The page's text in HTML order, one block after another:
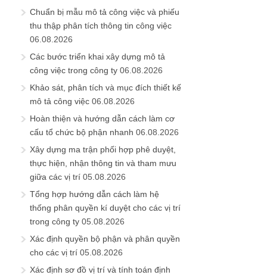
Chuẩn bị mẫu mô tả công việc và phiếu
thu thập phân tích thông tin công việc
06.08.2026
Các bước triển khai xây dựng mô tả
công việc trong công ty 06.08.2026
Khảo sát, phân tích và mục đích thiết kế
mô tả công việc 06.08.2026
Hoàn thiện và hướng dẫn cách làm cơ
cấu tổ chức bộ phận nhanh 06.08.2026
Xây dựng ma trận phối hợp phê duyệt,
thực hiện, nhận thông tin và tham mưu
giữa các vị trí 05.08.2026
Tổng hợp hướng dẫn cách làm hệ
thống phân quyền kí duyệt cho các vị trí
trong công ty 05.08.2026
Xác định quyền bộ phận và phân quyền
cho các vị trí 05.08.2026
Xác định sơ đồ vị trí và tính toán định